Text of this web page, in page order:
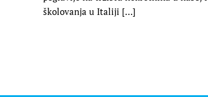
školovanja u Italiji […]